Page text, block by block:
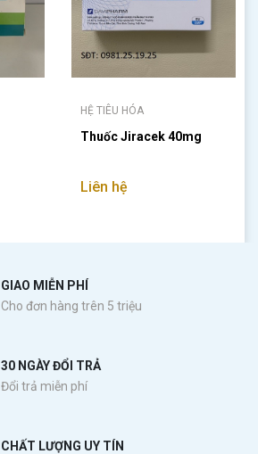
HỆ TIÊU HÓA
Thuốc Jiracek 40mg
Liên hệ
GIAO MIỄN PHÍ
Cho đơn hàng trên 5 triệu
30 NGÀY ĐỔI TRẢ
Đổi trả miễn phí
CHẤT LƯỢNG UY TÍN